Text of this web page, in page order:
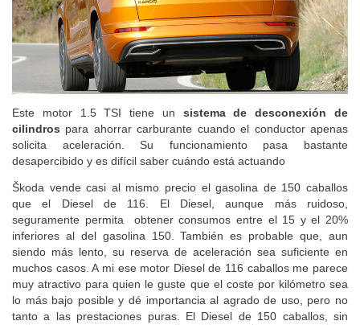
Este motor 1.5 TSI tiene un sistema de desconexión de
cilindros para ahorrar carburante cuando el conductor apenas
solicita aceleración. Su funcionamiento pasa bastante
desapercibido y es difícil saber cuándo está actuando
Škoda vende casi al mismo precio el gasolina de 150 caballos
que el Diesel de 116. El Diesel, aunque más ruidoso,
seguramente permita obtener consumos entre el 15 y el 20%
inferiores al del gasolina 150. También es probable que, aun
siendo más lento, su reserva de aceleración sea suficiente en
muchos casos. A mi ese motor Diesel de 116 caballos me parece
muy atractivo para quien le guste que el coste por kilómetro sea
lo más bajo posible y dé importancia al agrado de uso, pero no
tanto a las prestaciones puras. El Diesel de 150 caballos, sin